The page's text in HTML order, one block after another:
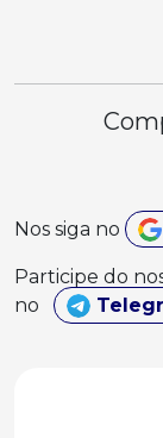
Nos siga no
Participe do
no